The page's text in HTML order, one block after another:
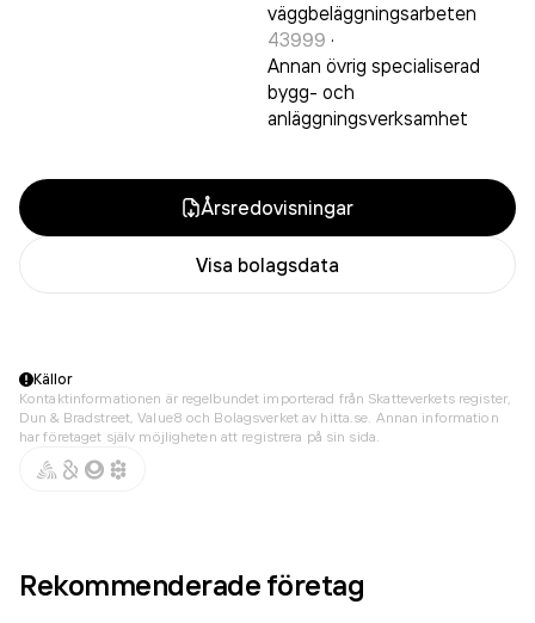
väggbeläggningsarbeten
43999 ·
Annan övrig specialiserad
bygg- och
anläggningsverksamhet
Årsredovisningar
Visa bolagsdata
Källor
Kontaktinformationen är regelbundet importerad från Skatteverkets register,
Dun & Bradstreet, Value8 och Bolagsverket av hitta.se. Annan information
har företaget själv möjligheten att registrera på sin sida.
Rekommenderade företag